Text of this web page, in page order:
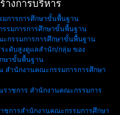
างการบริหาร
การการศึกษาขั้นพื้นฐาน
รมการการศึกษาขั้นพื้นฐาน
กรรมการการศึกษาขั้นพื้นฐาน
ะดับสูงดูแลสำนัก/กลุ่ม ของ
ษาขั้นพื้นฐาน
สำนักงานคณะกรรมการการศึกษา
ราชการ สำนักงานคณะกรรมการ
ชการสำนักงานคณะกรรมการศึกษา